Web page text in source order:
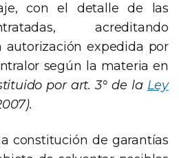
con el detalle de las
acreditando
expedida por
según la materia en
por art. 3° de la Ley
constitución de garantías